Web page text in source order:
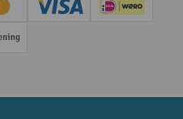
(Master)
Creditcard (Visa)iDEAL | Wero
Op rekening